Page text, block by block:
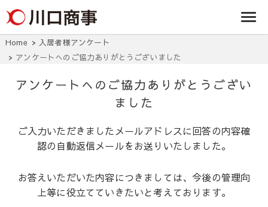
事株式
会社
アパート・マンシ
ョン・マンショ
ン・店舗・事務所
社
Home
入居者様アンケート
アンケートへのご協力ありがとうございました
アンケートへのご協力ありがとうござい
ました
ご入力いただきましたメールアドレスに回答の内容確
認の自動返信メールをお送りいたしました。
お答えいただいた内容につきましては、今後の管理向
上等に役立てていきたいと考えております。